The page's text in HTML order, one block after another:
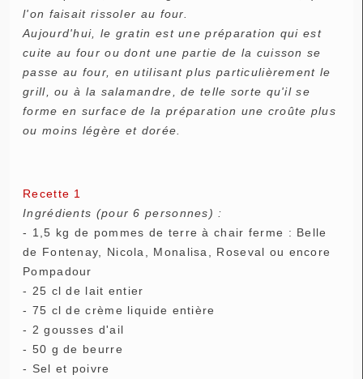
l'on faisait rissoler au four.
Aujourd'hui, le gratin est une préparation qui est
cuite au four ou dont une partie de la cuisson se
passe au four, en utilisant plus particulièrement le
grill, ou à la salamandre, de telle sorte qu'il se
forme en surface de la préparation une croûte plus
ou moins légère et dorée.
Recette 1
Ingrédients (pour 6 personnes) :
- 1,5 kg de pommes de terre à chair ferme : Belle
de Fontenay, Nicola, Monalisa, Roseval ou encore
Pompadour
- 25 cl de lait entier
- 75 cl de crème liquide entière
- 2 gousses d'ail
- 50 g de beurre
- Sel et poivre